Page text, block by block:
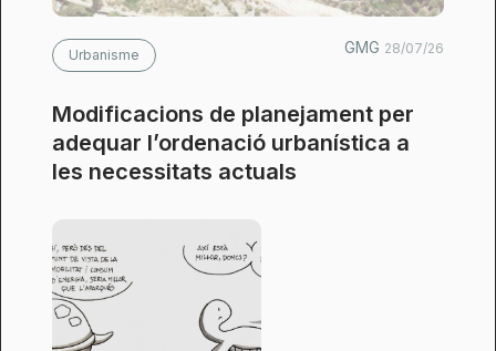
Urbanisme GMG 28/07/26
Modificacions de planejament per
adequar l’ordenació urbanística a
les necessitats actuals